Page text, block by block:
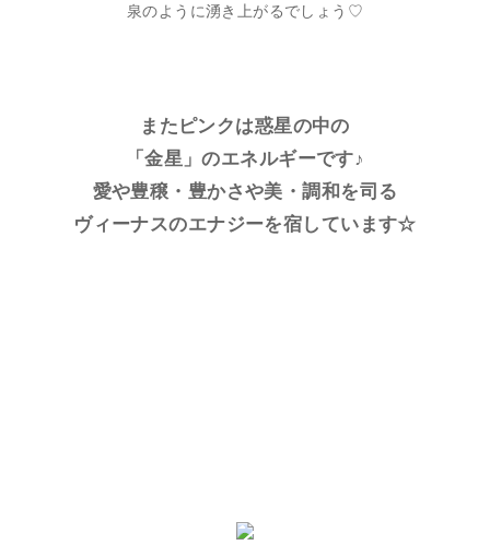
泉のように湧き上がるでしょう♡
またピンクは惑星の中の
「金星」のエネルギーです♪
愛や豊穣・豊かさや美・調和を司る
ヴィーナスのエナジーを宿しています☆